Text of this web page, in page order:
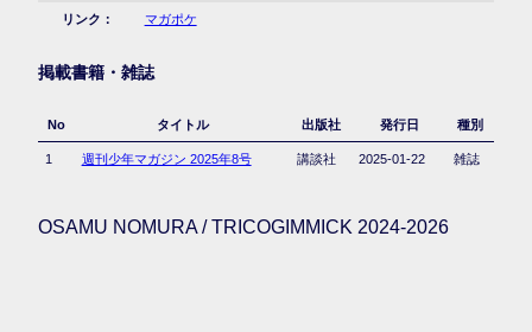
リンク： マガポケ
掲載書籍・雑誌
No タイトル 出版社 発行日 種別
1 週刊少年マガジン 2025年8号 講談社 2025-01-22 雑誌
OSAMU NOMURA / TRICOGIMMICK 2024-2026